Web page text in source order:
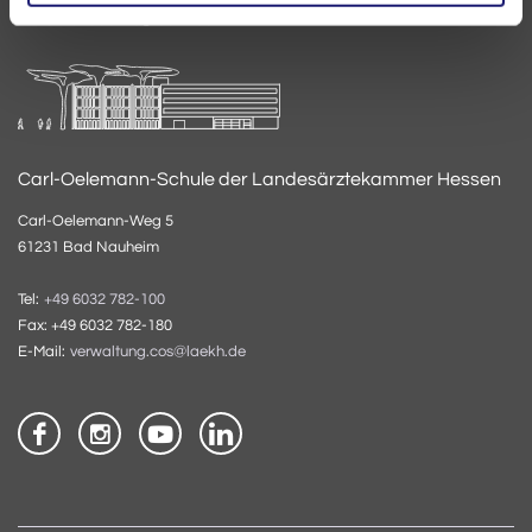
Carl-Oelemann-Schule der Landesärztekammer Hessen
Carl-Oelemann-Weg 5
61231 Bad Nauheim
Tel: +49 6032 782-100
Fax: +49 6032 782-180
E-Mail: verwaltung.cos@laekh.de